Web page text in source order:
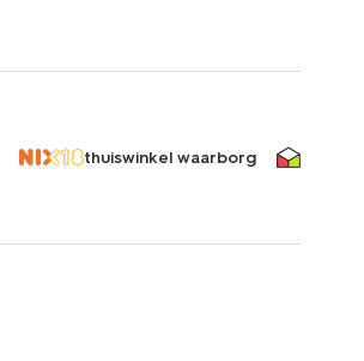
thuiswinkel waarborg